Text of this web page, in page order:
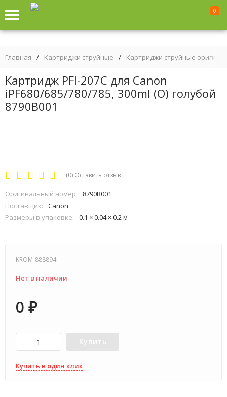
0
Главная / Картриджи струйные / Картриджи струйные
Картридж PFI-207C для Canon
iPF680/685/780/785, 300ml (О) голубой
8790B001
(0) Оставить отзыв
Оригинальный номер:
8790B001
Поставщик:
Canon
Размеры в упаковке:
0.1 × 0.04 × 0.2 м
KROM-888894
Нет в наличии
0 ₽
Купить
Купить в один клик